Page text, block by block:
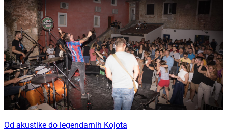
Od akustike do legendarnih Kojota